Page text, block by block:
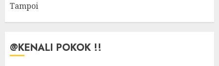
Tampoi
@KENALI POKOK !!